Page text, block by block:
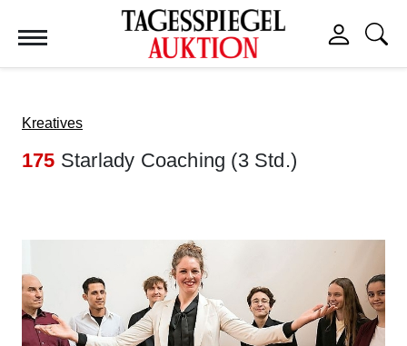
Kreatives
175 Starlady Coaching (3 Std.)